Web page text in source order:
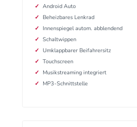
Android Auto
Beheizbares Lenkrad
Innenspiegel autom. abblendend
Schaltwippen
Umklappbarer Beifahrersitz
Touchscreen
Musikstreaming integriert
MP3-Schnittstelle